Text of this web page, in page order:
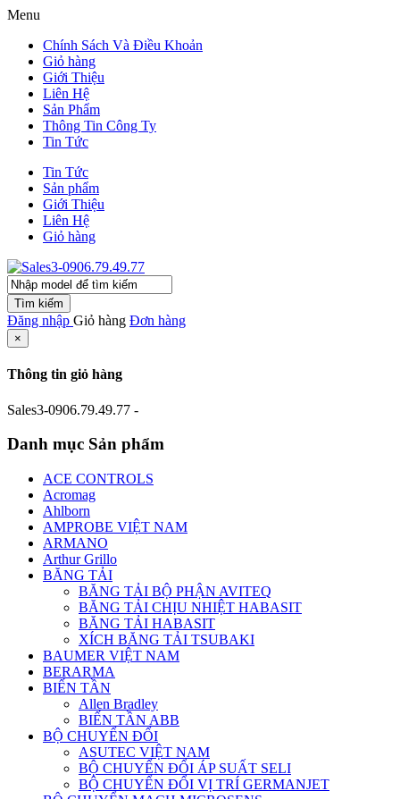
Menu
Chính Sách Và Điều Khoản
Giỏ hàng
Giới Thiệu
Liên Hệ
Sản Phẩm
Thông Tin Công Ty
Tin Tức
Tin Tức
Sản phẩm
Giới Thiệu
Liên Hệ
Giỏ hàng
Tìm kiếm
Đăng nhập Giỏ hàng Đơn hàng
×
Thông tin giỏ hàng
Sales3-0906.79.49.77 -
Danh mục Sản phẩm
ACE CONTROLS
Acromag
Ahlborn
AMPROBE VIỆT NAM
ARMANO
Arthur Grillo
BĂNG TẢI
BĂNG TẢI BỘ PHẬN AVITEQ
BĂNG TẢI CHỊU NHIỆT HABASIT
BĂNG TẢI HABASIT
XÍCH BĂNG TẢI TSUBAKI
BAUMER VIỆT NAM
BERARMA
BIẾN TẦN
Allen Bradley
BIẾN TẦN ABB
BỘ CHUYỂN ĐỔI
ASUTEC VIỆT NAM
BỘ CHUYỂN ĐỔI ÁP SUẤT SELI
BỘ CHUYỂN ĐỔI VỊ TRÍ GERMANJET